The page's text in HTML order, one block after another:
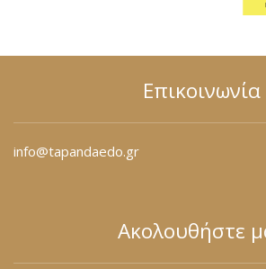
Επικοινωνία
info@tapandaedo.gr
Ακολουθήστε